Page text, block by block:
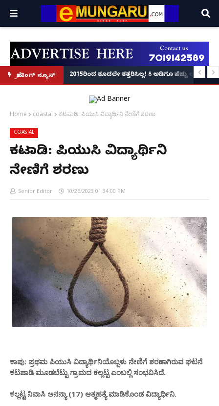
ಬ್ರೇಕಿಂಗ್ ನ್ಯೂಸ್
ಫೋಟೋ ವೈರಲ್!
ತಲವಾರ್ ಹಿಡಿದು ರೌಡಿ ಶೀಟರ್ ದಾಂಧಲೆ: ಸಾರ್ವಜನಿಕರಿಗೆ ಜೀವಬೆದರಿಕೆ ಹಾಕಿದ್ದ ಇಬ್ಬರು
2015ರಿಂದ ಕೂದಲೇ ಕತ್ತರಿಸಿಲ್ಲ! 8 ಅಡಿಗೂ ಹೆಚ್ಚು
Home coastal ಕಟಪಾಡಿ: ಪಿಯುಸಿ ವಿದ್ಯಾರ್ಥಿನಿ ನೇಣಿಗೆ ಶರಣು
COASTAL
ಕಟಪಾಡಿ: ಪಿಯುಸಿ ವಿದ್ಯಾರ್ಥಿನಿ
ನೇಣಿಗೆ ಶರಣು
Senior Editor 10/26/2023 01:34:00 PM
ಕಾಪು: ಪ್ರಥಮ ಪಿಯುಸಿ ವಿದ್ಯಾರ್ಥಿನಿಯೊಬ್ಬಳು ನೇಣಿಗೆ ಶರಣಾಗಿರುವ ಘಟನೆ
ಕಟಪಾಡಿ ಮೂಡಬೆಟ್ಟು ಗ್ರಾಮದ ಕಲ್ಲಟ್ಟ ಎಂಬಲ್ಲಿ ಸಂಭವಿಸಿದೆ.
ಕಲ್ಲಟ್ಟ ನಿವಾಸಿ ಅನನ್ಯಾ (17) ಆತ್ಮಹತ್ಯೆ ಮಾಡಿಕೊಂಡ ವಿದ್ಯಾರ್ಥಿನಿ.